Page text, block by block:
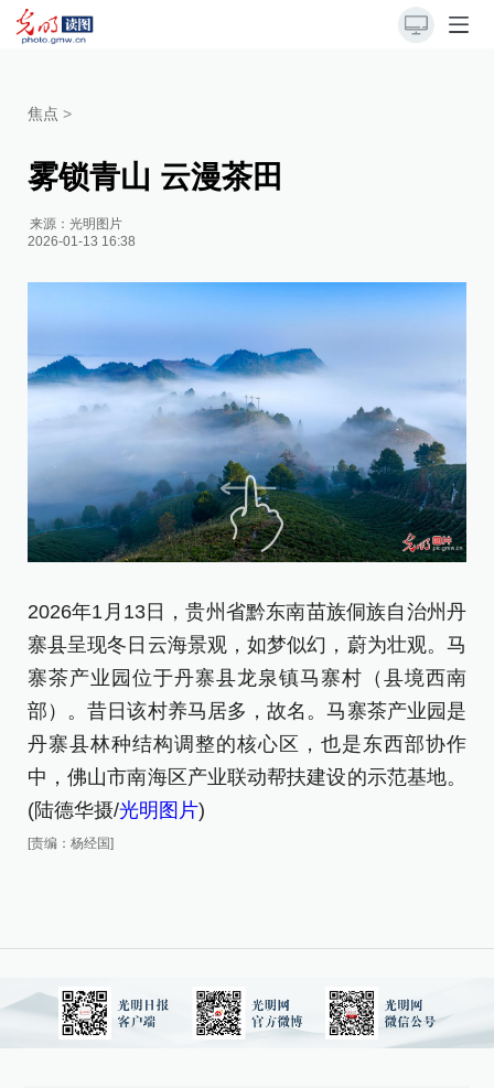
焦点 >
雾锁青山 云漫茶田
来源：光明图片
2026-01-13 16:38
2026年1月13日，贵州省黔东南苗族侗族自治州丹
寨县呈现冬日云海景观，如梦似幻，蔚为壮观。马
寨茶产业园位于丹寨县龙泉镇马寨村（县境西南
部）。昔日该村养马居多，故名。马寨茶产业园是
丹寨县林种结构调整的核心区，也是东西部协作
中，佛山市南海区产业联动帮扶建设的示范基地。
(陆德华摄/光明图片)
[责编：杨经国]